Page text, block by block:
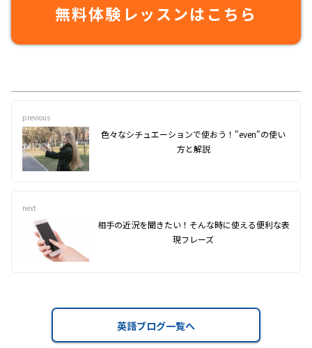
無料体験レッスンはこちら
previous
色々なシチュエーションで使おう！"even"の使い
方と解説
next
相手の近況を聞きたい！そんな時に使える便利な表
現フレーズ
英語ブログ一覧へ